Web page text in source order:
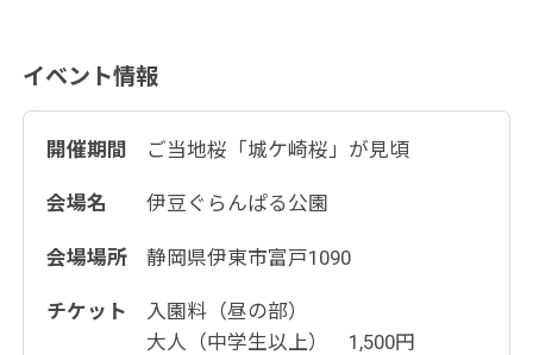
イベント情報
開催期間 ご当地桜「城ケ崎桜」が見頃
会場名 伊豆ぐらんぱる公園
会場場所 静岡県伊東市富戸1090
チケット
入園料（昼の部）
大人（中学生以上） 1,500円